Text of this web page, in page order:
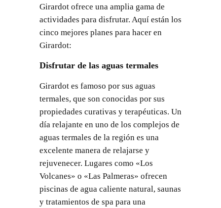
Girardot ofrece una amplia gama de
actividades para disfrutar. Aquí están los
cinco mejores planes para hacer en
Girardot:
Disfrutar de las aguas termales
Girardot es famoso por sus aguas
termales, que son conocidas por sus
propiedades curativas y terapéuticas. Un
día relajante en uno de los complejos de
aguas termales de la región es una
excelente manera de relajarse y
rejuvenecer. Lugares como «Los
Volcanes» o «Las Palmeras» ofrecen
piscinas de agua caliente natural, saunas
y tratamientos de spa para una